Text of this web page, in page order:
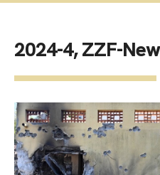
2024-4, ZZF-